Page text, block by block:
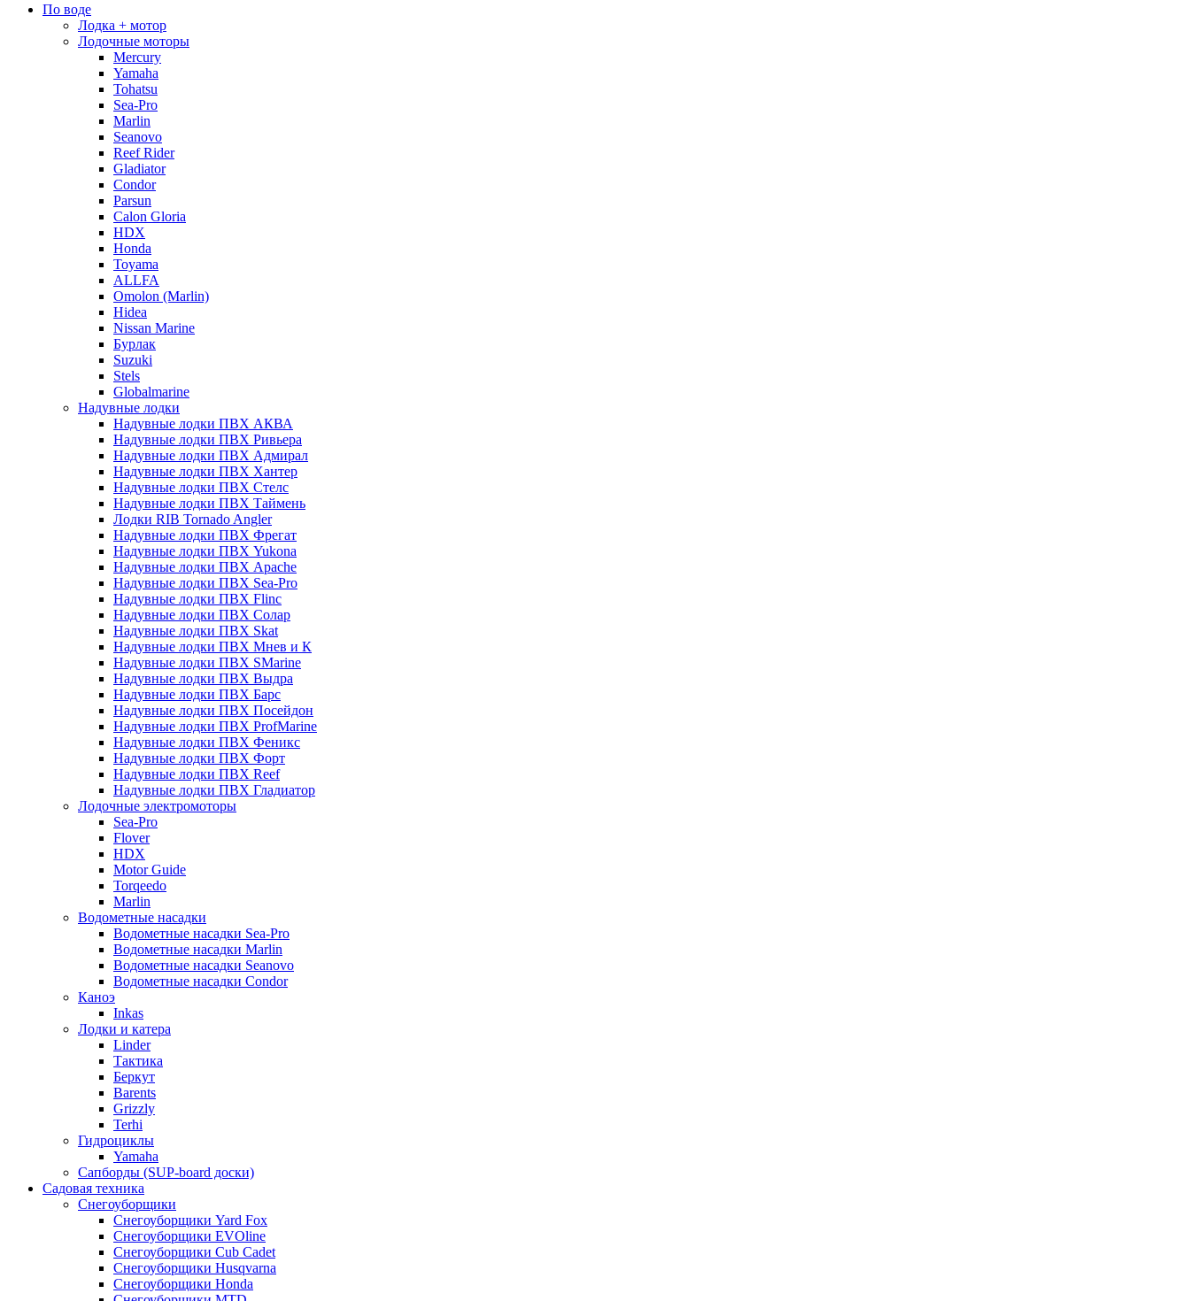
По воде
Лодка + мотор
Лодочные моторы
Mercury
Yamaha
Tohatsu
Sea-Pro
Marlin
Seanovo
Reef Rider
Gladiator
Condor
Parsun
Calon Gloria
HDX
Honda
Toyama
ALLFA
Omolon (Marlin)
Hidea
Nissan Marine
Бурлак
Suzuki
Stels
Globalmarine
Надувные лодки
Надувные лодки ПВХ АКВА
Надувные лодки ПВХ Ривьера
Надувные лодки ПВХ Адмирал
Надувные лодки ПВХ Хантер
Надувные лодки ПВХ Стелс
Надувные лодки ПВХ Таймень
Лодки RIB Tornado Angler
Надувные лодки ПВХ Фрегат
Надувные лодки ПВХ Yukona
Надувные лодки ПВХ Apache
Надувные лодки ПВХ Sea-Pro
Надувные лодки ПВХ Flinc
Надувные лодки ПВХ Солар
Надувные лодки ПВХ Skat
Надувные лодки ПВХ Мнев и К
Надувные лодки ПВХ SMarine
Надувные лодки ПВХ Выдра
Надувные лодки ПВХ Барс
Надувные лодки ПВХ Посейдон
Надувные лодки ПВХ ProfMarine
Надувные лодки ПВХ Феникс
Надувные лодки ПВХ Форт
Надувные лодки ПВХ Reef
Надувные лодки ПВХ Гладиатор
Лодочные электромоторы
Sea-Pro
Flover
HDX
Motor Guide
Torqeedo
Marlin
Водометные насадки
Водометные насадки Sea-Pro
Водометные насадки Marlin
Водометные насадки Seanovo
Водометные насадки Condor
Каноэ
Inkas
Лодки и катера
Linder
Тактика
Беркут
Barents
Grizzly
Terhi
Гидроциклы
Yamaha
Сапборды (SUP-board доски)
Садовая техника
Снегоуборщики
Снегоуборщики Yard Fox
Снегоуборщики EVOline
Снегоуборщики Cub Cadet
Снегоуборщики Husqvarna
Снегоуборщики Honda